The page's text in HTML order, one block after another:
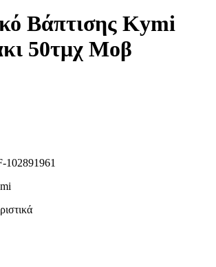
Βάπτισης Kymi
50τμχ Μοβ
102891961